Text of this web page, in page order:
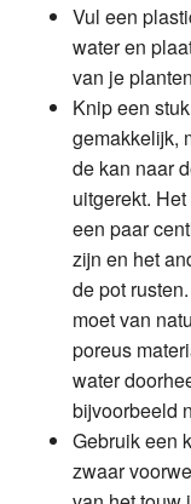
Vul een
water en
van je
Knip een
gemakkelijk,
de kan naar
uitgerekt.
een paar
zijn en het
de pot
moet van
poreus
water
bijvoorbeeld
Gebruik een
zwaar